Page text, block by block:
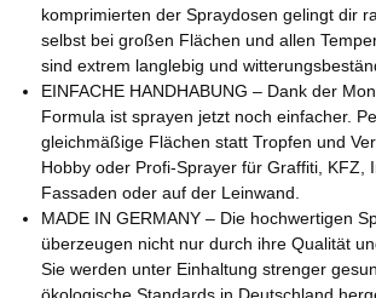
komprimierten der Spraydosen gelingt dir
selbst bei großen Flächen und allen
sind extrem langlebig und
EINFACHE HANDHABUNG – Dank der
Formula ist sprayen jetzt noch einfacher.
gleichmäßige Flächen statt Tropfen und
Hobby oder Profi-Sprayer für Graffiti, KFZ,
Fassaden oder auf der Leinwand.
MADE IN GERMANY – Die hochwertigen
überzeugen nicht nur durch ihre Qualität
Sie werden unter Einhaltung strenger
ökologische Standards in Deutschland